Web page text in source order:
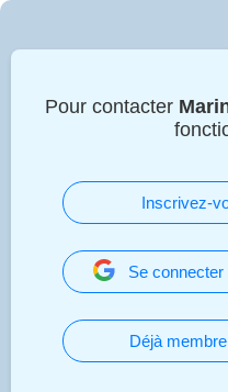
Pour contacter
Inscrivez-
Se
Déjà